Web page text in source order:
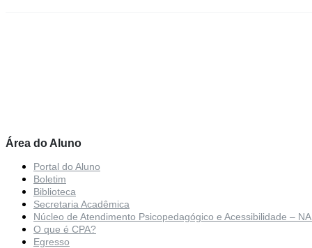
Área do Aluno
Portal do Aluno
Boletim
Biblioteca
Secretaria Acadêmica
Núcleo de Atendimento Psicopedagógico e Acessibilidade –
O que é CPA?
Egresso